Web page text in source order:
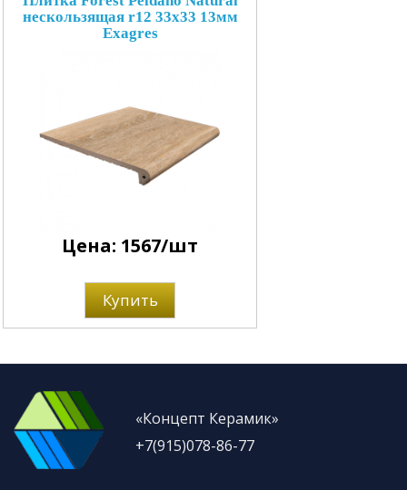
нескользящая r12 33x33 13мм
Exagres
Цена: 1567/шт
Купить
«Концепт Керамик»
+7(915)078-86-77